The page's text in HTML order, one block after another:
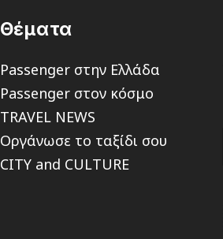
Θέματα
Passenger στην Ελλάδα
Passenger στον κόσμο
TRAVEL NEWS
Οργάνωσε το ταξίδι σου
CITY and CULTURE